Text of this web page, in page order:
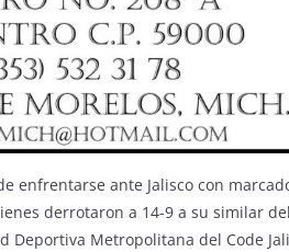
enfrentarse ante Jalisco con
derrotaron a 14-9 a su similar
Metropolitana del Code